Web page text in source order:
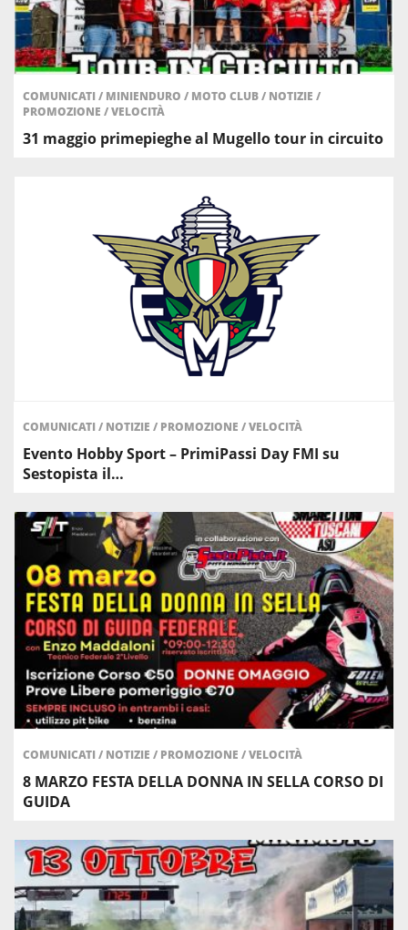
COMUNICATI/ MINIENDURO / MOTO CLUB/ NOTIZIE /
PROMOZIONE /VELOCITÀ
31 maggio primepieghe al Mugello tour in circuito
COMUNICATI/ NOTIZIE / PROMOZIONE /VELOCITÀ
Evento Hobby Sport – PrimiPassi Day FMI su
Sestopista il…
COMUNICATI/ NOTIZIE / PROMOZIONE /VELOCITÀ
8 MARZO FESTA DELLA DONNA IN SELLA CORSO DI
GUIDA